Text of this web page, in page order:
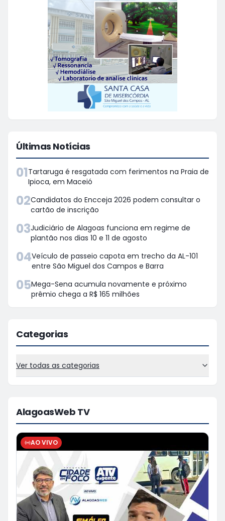
Últimas Notícias
01Tartaruga é resgatada com ferimentos na Praia de
Ipioca, em Maceió
02Candidatos do Encceja 2026 podem consultar o
cartão de inscrição
03Judiciário de Alagoas funciona em regime de
plantão nos dias 10 e 11 de agosto
04Veículo de passeio capota em trecho da AL-101
entre São Miguel dos Campos e Barra
05Mega-Sena acumula novamente e próximo
prêmio chega a R$ 165 milhões
Categorias
Ver todas as categorias
AlagoasWeb TV
AO VIVO